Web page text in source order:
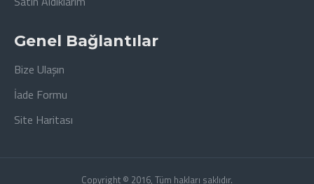
Genel Bağlantılar
Bize Ulaşın
İade Formu
Site Haritası
Copyright © 2016, Tüm hakları saklıdır.